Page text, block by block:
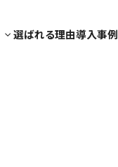
選ばれる理由導入事例